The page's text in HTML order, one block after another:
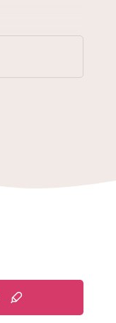
allait
voir les
à la maison
sol
les adultes